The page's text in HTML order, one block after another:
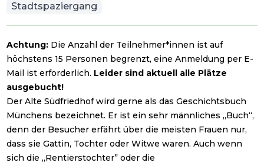
Stadtspaziergang
Achtung: Die Anzahl der Teilnehmer*innen ist auf
höchstens 15 Personen begrenzt, eine Anmeldung per E-
Mail ist erforderlich. Leider sind aktuell alle Plätze
ausgebucht!
Der Alte Südfriedhof wird gerne als das Geschichtsbuch
Münchens bezeichnet. Er ist ein sehr männliches „Buch“,
denn der Besucher erfährt über die meisten Frauen nur,
dass sie Gattin, Tochter oder Witwe waren. Auch wenn
sich die „Rentierstochter” oder die